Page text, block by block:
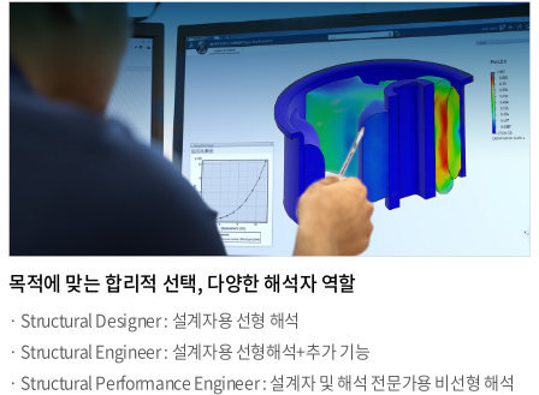
목적에 맞는 합리적 선택, 다양한 해석자 역할
· Structural Designer : 설계자용 선형 해석
· Structural Engineer : 설계자용 선형해석+추가 기능
· Structural Performance Engineer : 설계자 및 해석 전문가용 비선형 해석